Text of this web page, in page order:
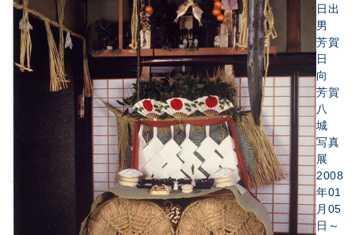
日出
男
芳賀
日
向
芳賀
八
城
写真
展
2008
年01
月05
日～